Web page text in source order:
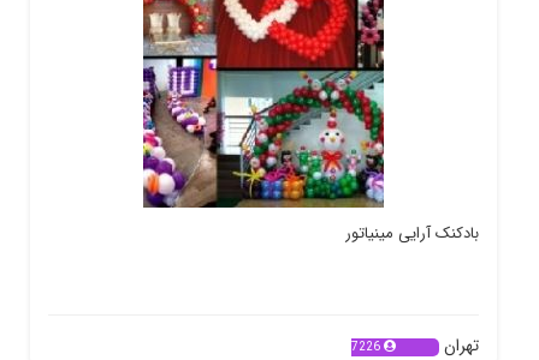
بادکنک آرایی مینیاتور
تهران 7226